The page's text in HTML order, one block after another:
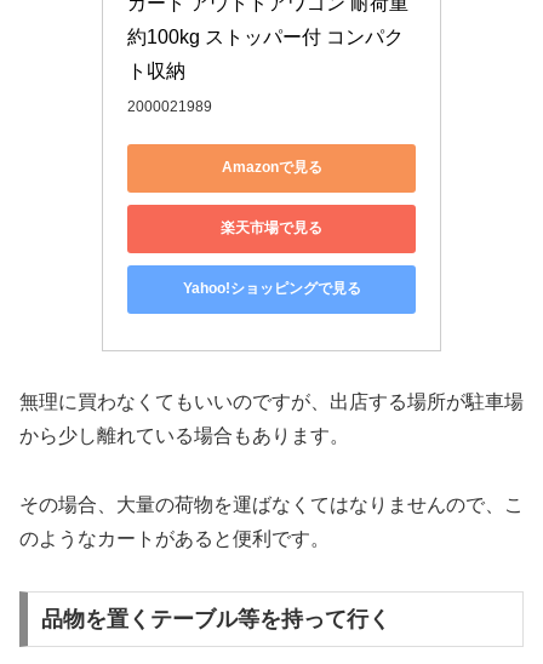
約100kg ストッパー付 コンパク
ト収納
2000021989
Amazonで見る
楽天市場で見る
Yahoo!ショッピングで見る
無理に買わなくてもいいのですが、出店する場所が駐車場
から少し離れている場合もあります。
その場合、大量の荷物を運ばなくてはなりませんので、こ
のようなカートがあると便利です。
品物を置くテーブル等を持って行く